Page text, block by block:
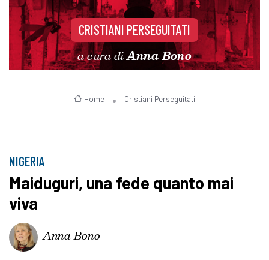
CRISTIANI PERSEGUITATI
a cura diAnna Bono
Home Cristiani Perseguitati
NIGERIA
Maiduguri, una fede quanto mai
viva
Anna Bono